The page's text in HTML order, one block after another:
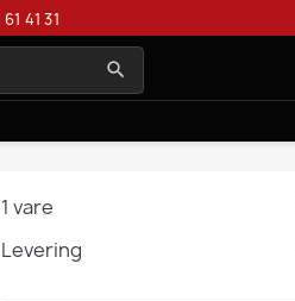
41 31
search
1 vare
Levering